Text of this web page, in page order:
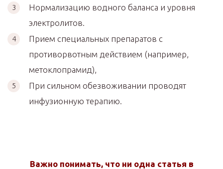
Нормализацию водного баланса и уровня
электролитов.
Прием специальных препаратов с
противорвотным действием (например,
метоклопрамид),
При сильном обезвоживании проводят
инфузионную терапию.
Важно понимать, что ни одна статья в